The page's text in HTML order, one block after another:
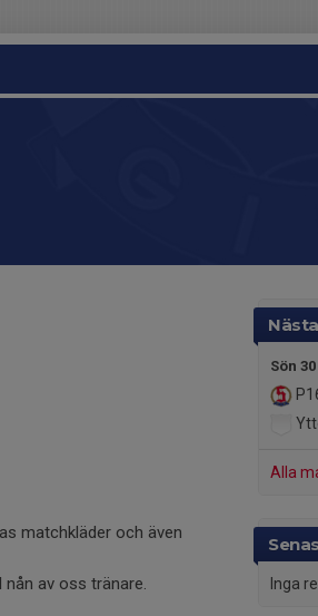
Sön
Alla
Inga
matchkläder och även
av oss tränare.